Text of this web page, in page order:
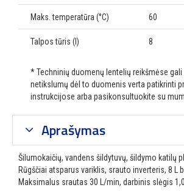
Maks. temperatūra (°C) 60
Talpos tūris (l) 8
* Techninių duomenų lentelių reikšmėse gali
netikslumų dėl to duomenis verta patikrinti
instrukcijose arba pasikonsultuokite su
Aprašymas
Šilumokaičių, vandens šildytuvų, šildymo katilų
Rūgščiai atsparus variklis, srauto inverteris, 8 L
Maksimalus srautas 30 L/min, darbinis slėgis